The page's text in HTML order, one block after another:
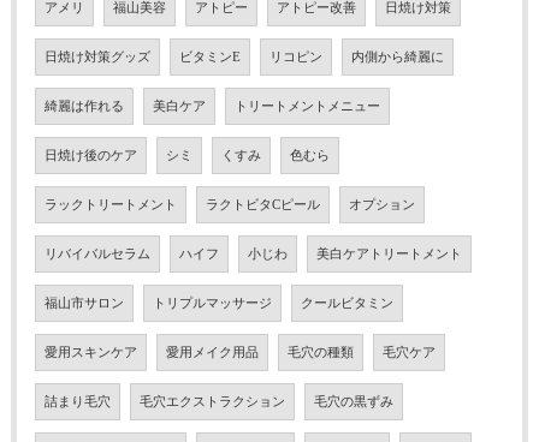
アメリ 福山美容 アトピー アトピー改善 日焼け対策
日焼け対策グッズ ビタミンE リコピン 内側から綺麗に
綺麗は作れる 美白ケア トリートメントメニュー
日焼け後のケア シミ くすみ 色むら
ラックトリートメント ラクトビタCピール オプション
リバイバルセラム ハイフ 小じわ 美白ケアトリートメント
福山市サロン トリプルマッサージ クールビタミン
愛用スキンケア 愛用メイク用品 毛穴の種類 毛穴ケア
詰まり毛穴 毛穴エクストラクション 毛穴の黒ずみ